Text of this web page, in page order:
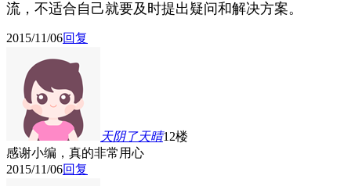
流，不适合自己就要及时提出疑问和解决方案。
2015/11/06回复
天阴了天晴12楼
感谢小编，真的非常用心
2015/11/06回复